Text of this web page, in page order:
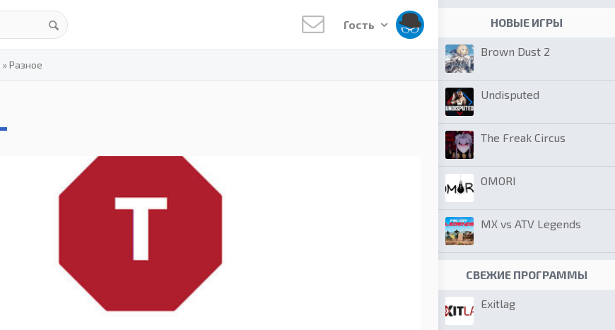
Гость
»Разное
НОВЫЕ ИГРЫ
Brown Dust 2
Undisputed
The Freak Circus
OMORI
MX vs ATV Legends
СВЕЖИЕ ПРОГРАММЫ
Exitlag